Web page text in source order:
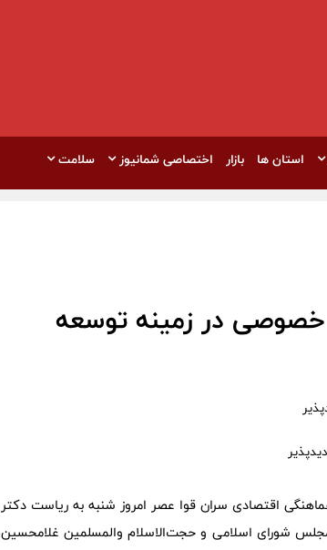
استان ها بازار اختصاصی شمانیوز سلامت
در زمینه توسعه
اقتصادی سران قوا عصر امروز شنبه به ریاست دکتر
شورای اسلامی و حجت‌الاسلام والمسلمین غلامحسین